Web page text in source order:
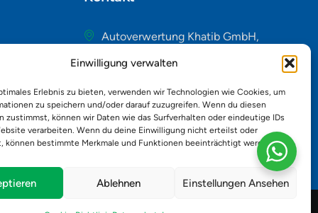
Einwilligung verwalten
Erlebnis zu bieten, verwenden wir Technologien wie Cookies, um
zu speichern und/oder darauf zuzugreifen. Wenn du diesen
zustimmst, können wir Daten wie das Surfverhalten oder eindeutige IDs
verarbeiten. Wenn du deine Einwilligung nicht erteilst oder
können bestimmte Merkmale und Funktionen beeinträchtigt werden.
Ablehnen Einstellungen Ansehen
Autoverwertung Khatib GmbH,
Schweiz
admin@autobuchs.ch
043 243 50 30